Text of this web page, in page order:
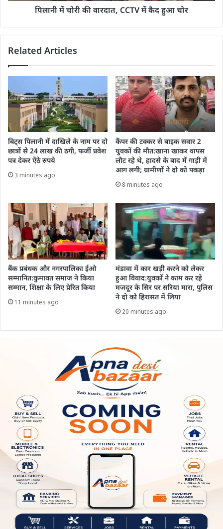
पिलानी में चोरी की वारदात, CCTV में कैद हुआ चोर
Related Articles
बिट्स पिलानी में दाखिले के नाम पर दो
छात्रों से 24 लाख की ठगी, फर्जी प्रवेश
पत्र देकर ऐंठे रुपये
3 minutes ago
कैंपर की टक्कर से बाइक सवार 2
युवकों की मौत:खाना खाकर वापस
लौट रहे थे, हादसे के बाद में गाड़ी में
आग लगी; ग्रामीणों ने दो को पकड़ा
8 minutes ago
बैंक प्रबंधक और नगरपालिका ईओ
सम्मानित:कुमावत समाज ने किया
सम्मान, शिक्षा के लिए प्रेरित किया
11 minutes ago
मंडावा में कार खड़ी करने को लेकर
हुआ विवाद:युवकों ने काम कर रहे
मजदूर के सिर पर सरिया मारा, पुलिस
ने दो को हिरासत में लिया
20 minutes ago